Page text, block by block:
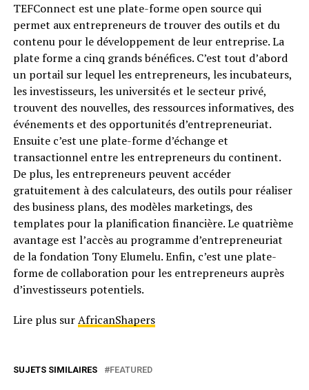
TEFConnect est une plate-forme open source qui
permet aux entrepreneurs de trouver des outils et du
contenu pour le développement de leur entreprise. La
plate forme a cinq grands bénéfices. C’est tout d’abord
un portail sur lequel les entrepreneurs, les incubateurs,
les investisseurs, les universités et le secteur privé,
trouvent des nouvelles, des ressources informatives, des
événements et des opportunités d’entrepreneuriat.
Ensuite c’est une plate-forme d’échange et
transactionnel entre les entrepreneurs du continent.
De plus, les entrepreneurs peuvent accéder
gratuitement à des calculateurs, des outils pour réaliser
des business plans, des modèles marketings, des
templates pour la planification financière. Le quatrième
avantage est l’accès au programme d’entrepreneuriat
de la fondation Tony Elumelu. Enfin, c’est une plate-
forme de collaboration pour les entrepreneurs auprès
d’investisseurs potentiels.
Lire plus surAfricanShapers
SUJETS SIMILAIRES FEATURED